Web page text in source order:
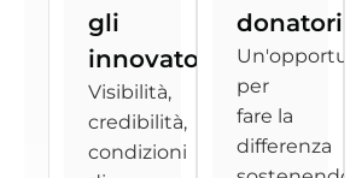
gli
innovatori
Visibilità,
credibilità,
condizioni
donatori
per
fare la
differenza